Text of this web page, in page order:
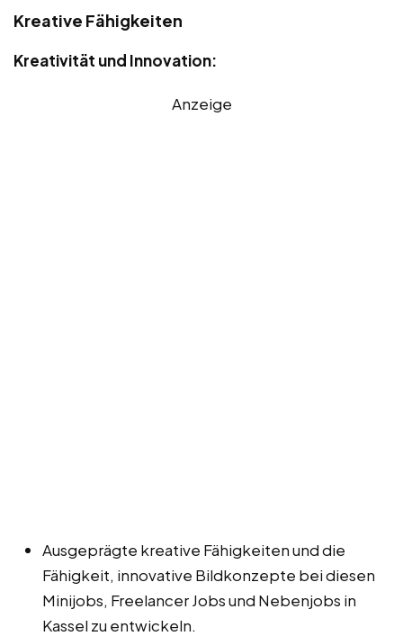
Kreative Fähigkeiten
Kreativität und Innovation:
Anzeige
Ausgeprägte kreative Fähigkeiten und die
Fähigkeit, innovative Bildkonzepte bei diesen
Minijobs, Freelancer Jobs und Nebenjobs in
Kassel zu entwickeln.